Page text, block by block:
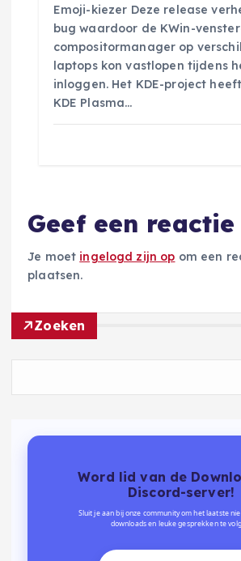
Emoji-kiezer Deze release
bug waardoor de KWin-
compositormanager op
laptops kon vastlopen tijdens
inloggen. Het KDE-project
KDE Plasma…
Geef een reactie
Je moet ingelogd zijn op om een
plaatsen.
Zoeken
Word lid van de
Discord-server!
Sluit je aan bij onze community om het laatste
downloads en leuke gesprekken te